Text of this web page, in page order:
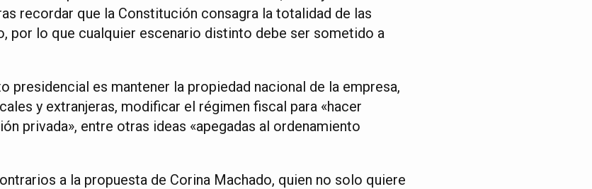
recordar que la Constitución consagra la totalidad de las
por lo que cualquier escenario distinto debe ser sometido a
presidencial es mantener la propiedad nacional de la empresa,
y extranjeras, modificar el régimen fiscal para «hacer
privada», entre otras ideas «apegadas al ordenamiento
a la propuesta de Corina Machado, quien no solo quiere